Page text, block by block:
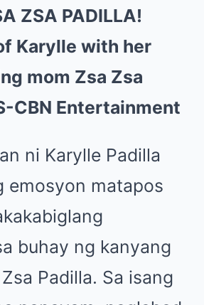
ZSA PADILLA!
ni Karylle Padilla
emosyon matapos
buhay ng kanyang
Padilla. Sa isang